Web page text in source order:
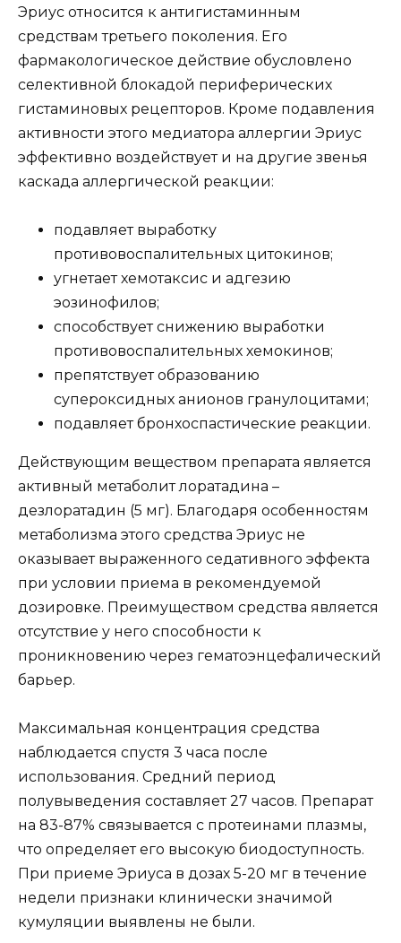
Эриус относится к антигистаминным
средствам третьего поколения. Его
фармакологическое действие обусловлено
селективной блокадой периферических
гистаминовых рецепторов. Кроме подавления
активности этого медиатора аллергии Эриус
эффективно воздействует и на другие звенья
каскада аллергической реакции:
подавляет выработку
противовоспалительных цитокинов;
угнетает хемотаксис и адгезию
эозинофилов;
способствует снижению выработки
противовоспалительных хемокинов;
препятствует образованию
супероксидных анионов гранулоцитами;
подавляет бронхоспастические реакции.
Действующим веществом препарата является
активный метаболит лоратадина –
дезлоратадин (5 мг). Благодаря особенностям
метаболизма этого средства Эриус не
оказывает выраженного седативного эффекта
при условии приема в рекомендуемой
дозировке. Преимуществом средства является
отсутствие у него способности к
проникновению через гематоэнцефалический
барьер.
Максимальная концентрация средства
наблюдается спустя 3 часа после
использования. Средний период
полувыведения составляет 27 часов. Препарат
на 83-87% связывается с протеинами плазмы,
что определяет его высокую биодоступность.
При приеме Эриуса в дозах 5-20 мг в течение
недели признаки клинически значимой
кумуляции выявлены не были.